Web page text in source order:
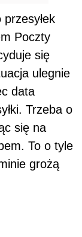
Poczty
się
ulegnie
data
Trzeba o
się na
To o tyle
grożą